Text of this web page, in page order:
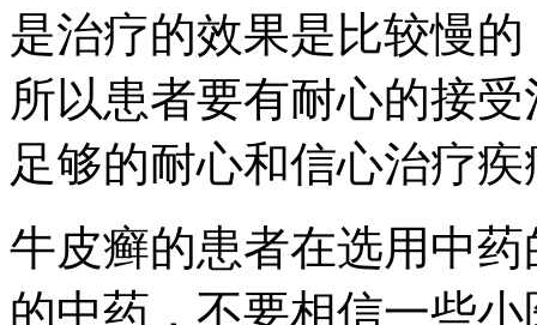
是治疗的效果是比较慢
所以患者要有耐心的接
足够的耐心和信心治疗疾
牛皮癣的患者在选用中
的中药，不要相信一些